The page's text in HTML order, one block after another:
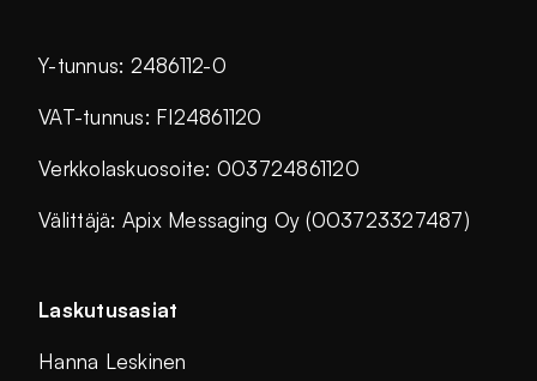
Y-tunnus: 2486112-0
VAT-tunnus: FI24861120
Verkkolaskuosoite: 003724861120
Välittäjä: Apix Messaging Oy (003723327487)
Laskutusasiat
Hanna Leskinen